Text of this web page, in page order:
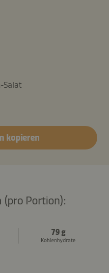
Salat
kopieren
Portion):
79 g
Kohlenhydrate